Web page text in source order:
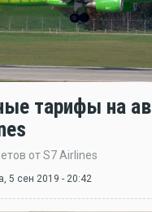
тарифы на
от S7 Airlines
, 5 сен 2019 - 20:42